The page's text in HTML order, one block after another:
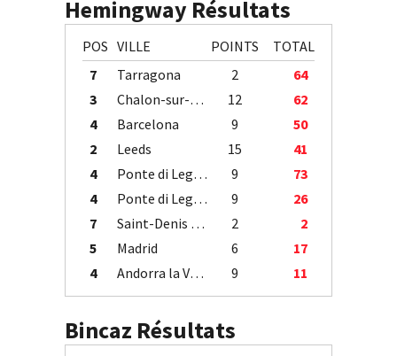
Hemingway Résultats
POS VILLE POINTS
TOTAL
7
Tarragona 2
64
3
Chalon-sur-Saône 12
62
4
Barcelona 9
50
2
Leeds 15
41
4
Ponte di Legno 9
73
4
Ponte di Legno 9
26
7
Saint-Denis / Île de la Réunion 2
2
5
Madrid 6
17
4
Andorra la Vella 9 11
Bincaz Résultats